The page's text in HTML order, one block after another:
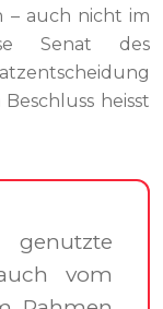
– auch nicht im
Senat des
heisst
vom